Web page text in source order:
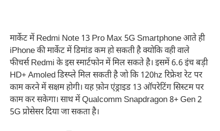
मार्केट में Redmi Note 13 Pro Max 5G Smartphone आते ही
iPhone की मार्केट में डिमांड कम हो सकती है क्योकि वही वाले
फीचर्स Redmi के इस स्मार्टफोन में मिल सकते है। इसमें 6.6 इंच बड़ी
HD+ Amoled डिस्प्ले मिल सकती है जो कि 120hz रिफ्रेश रेट पर
काम करने में सक्षम होगी। यह फ़ोन एंड्राइड 13 ऑपरेटिंग सिस्टम पर
काम कर सकेगा। साथ में Qualcomm Snapdragon 8+ Gen 2
5G प्रोसेसर दिया जा सकता है।